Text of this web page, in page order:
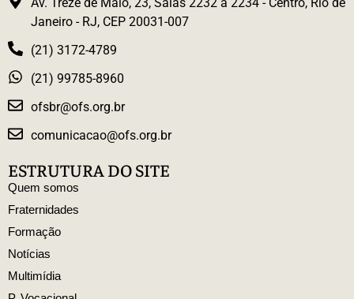
Janeiro - RJ, CEP 20031-007
(21) 3172-4789
(21) 99785-8960
ofsbr@ofs.org.br
comunicacao@ofs.org.br
ESTRUTURA DO SITE
Quem somos
Fraternidades
Formação
Notícias
Multimídia